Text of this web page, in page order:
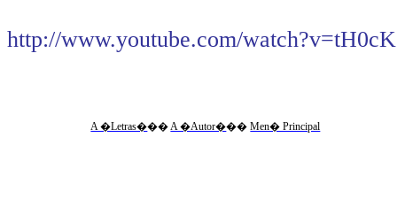
http://www.youtube.com/
A �Letras���A �Autor���Men� Principal